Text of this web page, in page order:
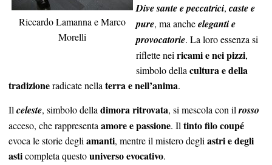
Riccardo Lamanna e Marco
Morelli
Dive sante e peccatrici, caste e
pure, ma ancheeleganti e
provocatorie. La loro essenza si
riflette nei ricami e nei pizzi,
simbolo della cultura e della
tradizioneradicate nella terra e nell’anima.
Il celeste, simbolo della dimora ritrovata, si mescola con il rosso
acceso, che rappresenta amore e passione. Il tinto filo coupé
evoca le storie degli amanti, mentre il mistero degli astri e degli
asticompleta questouniverso evocativo.